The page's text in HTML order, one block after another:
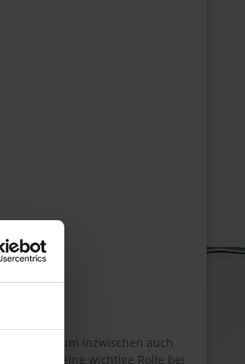
hat Scrum inzwischen auch
eine wichtige Rolle bei